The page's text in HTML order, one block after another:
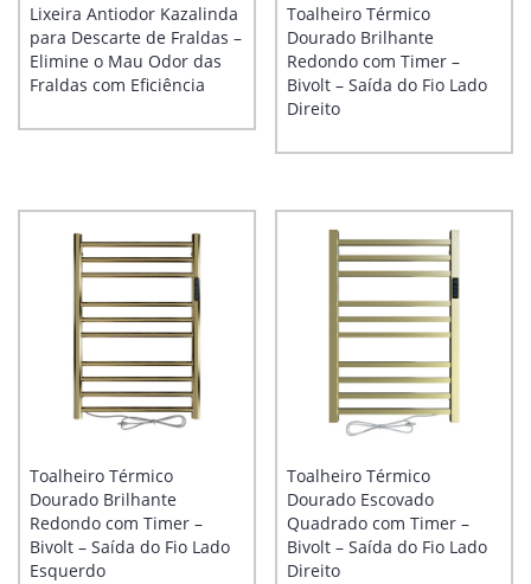
Lixeira Antiodor Kazalinda
para Descarte de Fraldas –
Elimine o Mau Odor das
Fraldas com Eficiência
Toalheiro Térmico
Dourado Brilhante
Redondo com Timer –
Bivolt – Saída do Fio Lado
Direito
Toalheiro Térmico
Dourado Brilhante
Redondo com Timer –
Bivolt – Saída do Fio Lado
Esquerdo
Toalheiro Térmico
Dourado Escovado
Quadrado com Timer –
Bivolt – Saída do Fio Lado
Direito